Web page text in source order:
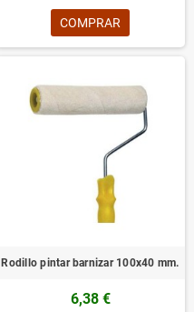
COMPRAR
Rodillo pintar barnizar 100x40 mm.
6,38 €